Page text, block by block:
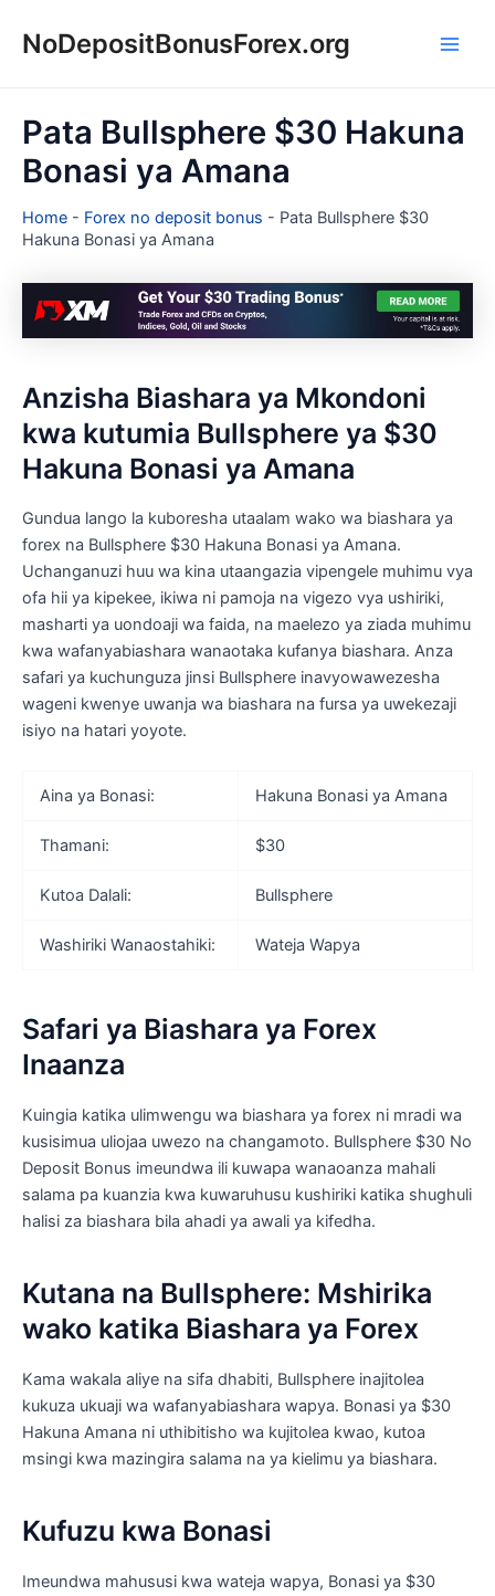
NoDepositBonusForex.org
Pata Bullsphere $30 Hakuna
Bonasi ya Amana
Home - Forex no deposit bonus - Pata Bullsphere $30
Hakuna Bonasi ya Amana
Anzisha Biashara ya Mkondoni
kwa kutumia Bullsphere ya $30
Hakuna Bonasi ya Amana
Gundua lango la kuboresha utaalam wako wa biashara ya
forex na Bullsphere $30 Hakuna Bonasi ya Amana.
Uchanganuzi huu wa kina utaangazia vipengele muhimu vya
ofa hii ya kipekee, ikiwa ni pamoja na vigezo vya ushiriki,
masharti ya uondoaji wa faida, na maelezo ya ziada muhimu
kwa wafanyabiashara wanaotaka kufanya biashara. Anza
safari ya kuchunguza jinsi Bullsphere inavyowawezesha
wageni kwenye uwanja wa biashara na fursa ya uwekezaji
isiyo na hatari yoyote.
Aina ya Bonasi: Hakuna Bonasi ya Amana
Thamani: $30
Kutoa Dalali: Bullsphere
Washiriki Wanaostahiki: Wateja Wapya
Safari ya Biashara ya Forex
Inaanza
Kuingia katika ulimwengu wa biashara ya forex ni mradi wa
kusisimua uliojaa uwezo na changamoto. Bullsphere $30 No
Deposit Bonus imeundwa ili kuwapa wanaoanza mahali
salama pa kuanzia kwa kuwaruhusu kushiriki katika shughuli
halisi za biashara bila ahadi ya awali ya kifedha.
Kutana na Bullsphere: Mshirika
wako katika Biashara ya Forex
Kama wakala aliye na sifa dhabiti, Bullsphere inajitolea
kukuza ukuaji wa wafanyabiashara wapya. Bonasi ya $30
Hakuna Amana ni uthibitisho wa kujitolea kwao, kutoa
msingi kwa mazingira salama na ya kielimu ya biashara.
Kufuzu kwa Bonasi
Imeundwa mahususi kwa wateja wapya, Bonasi ya $30